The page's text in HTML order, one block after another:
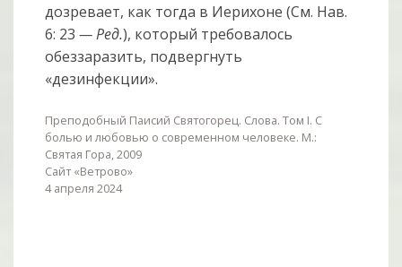
дозревает, как тогда в Иерихоне (См. Нав.
6: 23— Ред.), который требовалось
обеззаразить, подвергнуть
«дезинфекции».
Преподобный Паисий Святогорец. Слова. Том I. С
болью и любовью о современном человеке. М.:
Святая Гора, 2009
Сайт «Ветрово»
4 апреля 2024